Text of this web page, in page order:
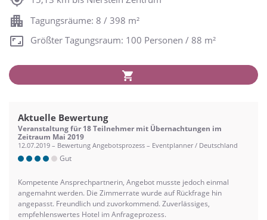
Tagungsräume: 8 / 398 m²
Größter Tagungsraum: 100 Personen / 88 m²
Aktuelle Bewertung
Veranstaltung für 18 Teilnehmer mit Übernachtungen im
Zeitraum Mai 2019
12.07.2019 – Bewertung Angebotsprozess – Eventplanner / Deutschland
Gut
Kompetente Ansprechpartnerin, Angebot musste jedoch einmal
angemahnt werden. Die Zimmerrate wurde auf Rückfrage hin
angepasst. Freundlich und zuvorkommend. Zuverlässiges,
empfehlenswertes Hotel im Anfrageprozess.